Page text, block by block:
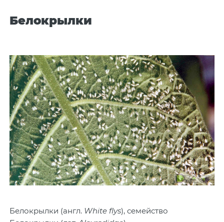
Белокрылки
Белокрылки (англ. White flys), семейство